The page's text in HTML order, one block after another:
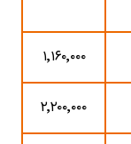
۱٬۱۶۰٬۰۰۰
۲٬۲۰۰٬۰۰۰